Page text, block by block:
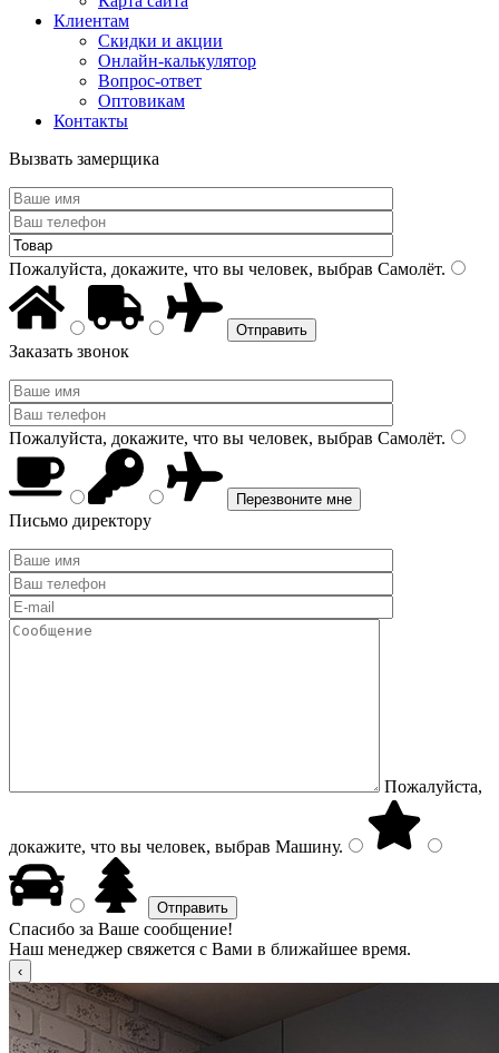
Клиентам
Скидки и акции
Онлайн-калькулятор
Вопрос-ответ
Оптовикам
Контакты
Вызвать замерщика
Пожалуйста, докажите, что вы человек, выбрав Самолёт.
Заказать звонок
Пожалуйста, докажите, что вы человек, выбрав Самолёт.
Письмо директору
Пожалуйста,
докажите, что вы человек, выбрав Машину.
Спасибо за Ваше сообщение!
Наш менеджер свяжется с Вами в ближайшее время.